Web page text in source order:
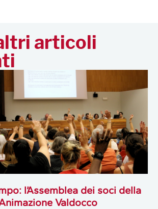
articoli
l’Assemblea dei soci della
Valdocco